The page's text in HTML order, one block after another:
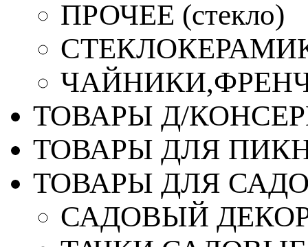
ПРОЧЕЕ (стекло)
ТОВАРЫ Д/
ТОВАРЫ ДЛЯ
ТОВАРЫ ДЛЯ
САДОВЫЙ